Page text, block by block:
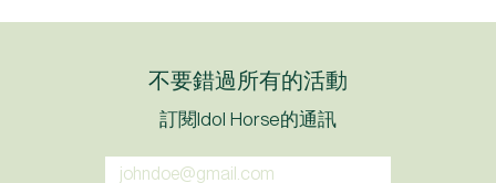
不要錯過所有的活動
訂閱Idol Horse的通訊